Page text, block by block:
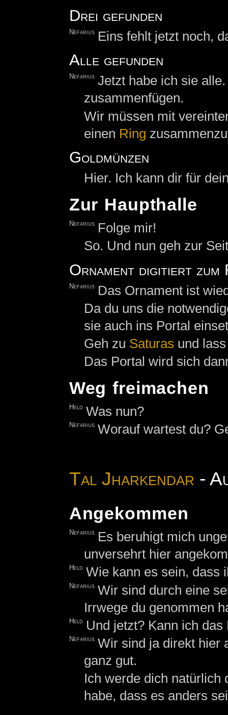
Drei gefunden
Nefarius Eins fehlt jetzt noch,
Alle gefunden
Nefarius Jetzt habe ich sie
zusammenfügen.
Wir müssen mit
einen Ring
Goldmünzen
Hier. Ich kann dir für
Zur Haupthalle
Nefarius Folge mir!
So. Und nun geh zur
Ornament digitiert zum
Nefarius Das Ornament ist
Da du uns die
sie auch ins Portal
Geh zu Saturas und
Das Portal wird sich
Weg freimachen
Held Was nun?
Nefarius Worauf wartest du?
Tal Jharkendar -
Angekommen
Nefarius Es beruhigt mich
unversehrt hier
Held Wie kann es sein, dass
Nefarius Wir sind durch eine
Irrwege du genommen
Held Und jetzt? Kann ich
Nefarius Wir sind ja direkt hier
ganz gut.
Ich werde dich natürlich
habe, dass es anders